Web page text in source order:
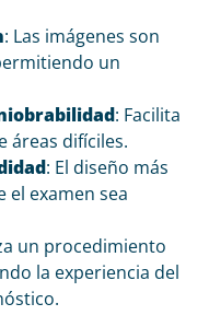
: Las imágenes son
un
: Facilita
áreas difíciles.
: El diseño más
el examen sea
un procedimiento
la experiencia del